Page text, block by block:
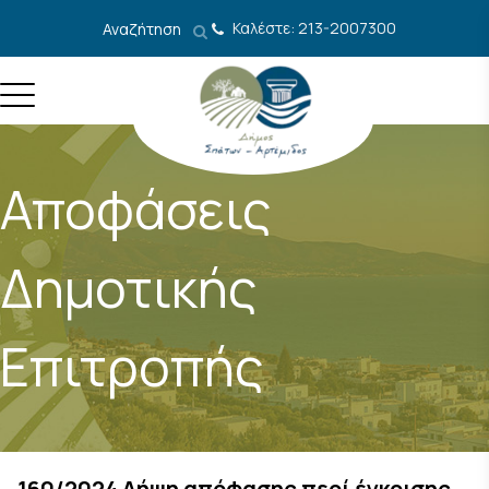
Αναζήτηση Καλέστε: 213-2007300
Αποφάσεις
Δημοτικής
Επιτροπής